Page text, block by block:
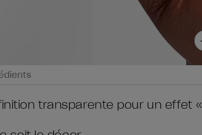
transparente pour un effet «